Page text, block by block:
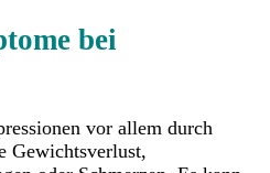
bei
vor allem durch
Gewichtsverlust,